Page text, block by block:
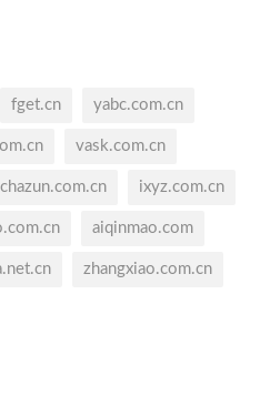
fget.cn yabc.com.cn
vask.com.cn
chazun.com.cn ixyz.com.cn
aiqinmao.com
zhangxiao.com.cn